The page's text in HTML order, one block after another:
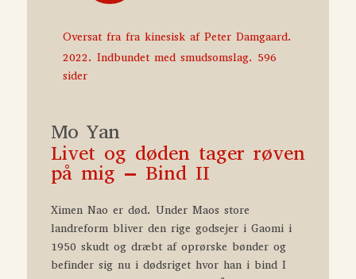
røven
Oversat fra fra kinesisk af Peter Damgaard.
2022. Indbundet med smudsomslag. 596
sider
Mo Yan
Livet og døden tager røven
på mig – Bind II
Ximen Nao er død. Under Maos store
landreform bliver den rige godsejer i Gaomi i
1950 skudt og dræbt af oprørske bønder og
befinder sig nu i dødsriget hvor han i bind I